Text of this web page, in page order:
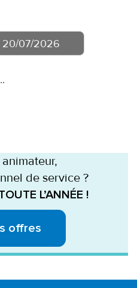
20/07/2026
de service ?
L’ANNÉE !
offres